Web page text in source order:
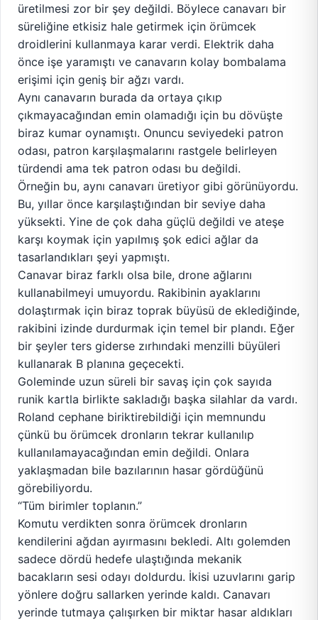
üretilmesi zor bir şey değildi. Böylece canavarı bir
süreliğine etkisiz hale getirmek için örümcek
droidlerini kullanmaya karar verdi. Elektrik daha
önce işe yaramıştı ve canavarın kolay bombalama
erişimi için geniş bir ağzı vardı.
Aynı canavarın burada da ortaya çıkıp
çıkmayacağından emin olamadığı için bu dövüşte
biraz kumar oynamıştı. Onuncu seviyedeki patron
odası, patron karşılaşmalarını rastgele belirleyen
türdendi ama tek patron odası bu değildi.
Örneğin bu, aynı canavarı üretiyor gibi görünüyordu.
Bu, yıllar önce karşılaştığından bir seviye daha
yüksekti. Yine de çok daha güçlü değildi ve ateşe
karşı koymak için yapılmış şok edici ağlar da
tasarlandıkları şeyi yapmıştı.
Canavar biraz farklı olsa bile, drone ağlarını
kullanabilmeyi umuyordu. Rakibinin ayaklarını
dolaştırmak için biraz toprak büyüsü de eklediğinde,
rakibini izinde durdurmak için temel bir plandı. Eğer
bir şeyler ters giderse zırhındaki menzilli büyüleri
kullanarak B planına geçecekti.
Goleminde uzun süreli bir savaş için çok sayıda
runik kartla birlikte sakladığı başka silahlar da vardı.
Roland cephane biriktirebildiği için memnundu
çünkü bu örümcek dronların tekrar kullanılıp
kullanılamayacağından emin değildi. Onlara
yaklaşmadan bile bazılarının hasar gördüğünü
görebiliyordu.
“Tüm birimler toplanın.”
Komutu verdikten sonra örümcek dronların
kendilerini ağdan ayırmasını bekledi. Altı golemden
sadece dördü hedefe ulaştığında mekanik
bacakların sesi odayı doldurdu. İkisi uzuvlarını garip
yönlere doğru sallarken yerinde kaldı. Canavarı
yerinde tutmaya çalışırken bir miktar hasar aldıkları